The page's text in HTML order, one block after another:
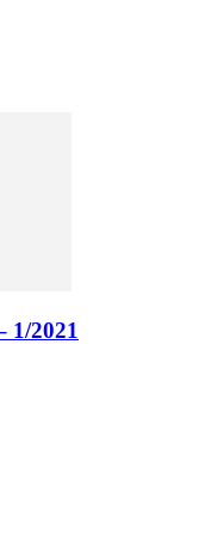
1/2021